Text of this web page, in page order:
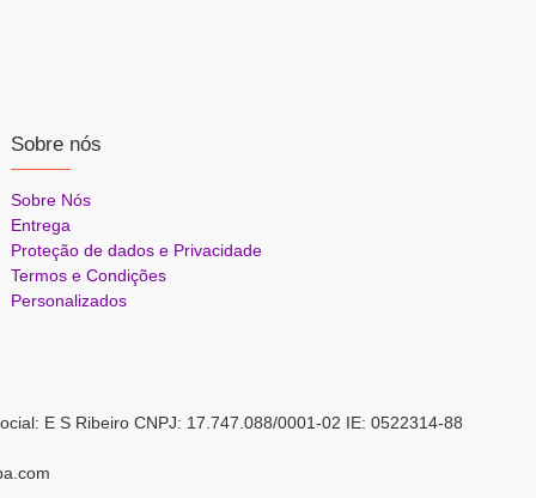
Sobre nós
Sobre Nós
Entrega
Proteção de dados e Privacidade
Termos e Condições
Personalizados
E S Ribeiro CNPJ: 17.747.088/0001-02 IE: 0522314-88